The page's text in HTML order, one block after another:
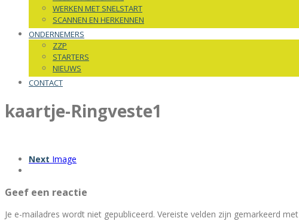
WERKEN MET SNELSTART
SCANNEN EN HERKENNEN
ONDERNEMERS
ZZP
STARTERS
NIEUWS
CONTACT
kaartje-Ringveste1
Next Image
Geef een reactie
Je e-mailadres wordt niet gepubliceerd. Vereiste velden zijn gemarkeerd met